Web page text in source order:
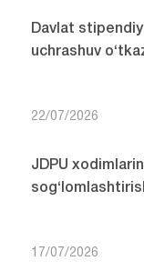
Davlat
uchrashuv
22/07/2026
JDPU
17/07/2026